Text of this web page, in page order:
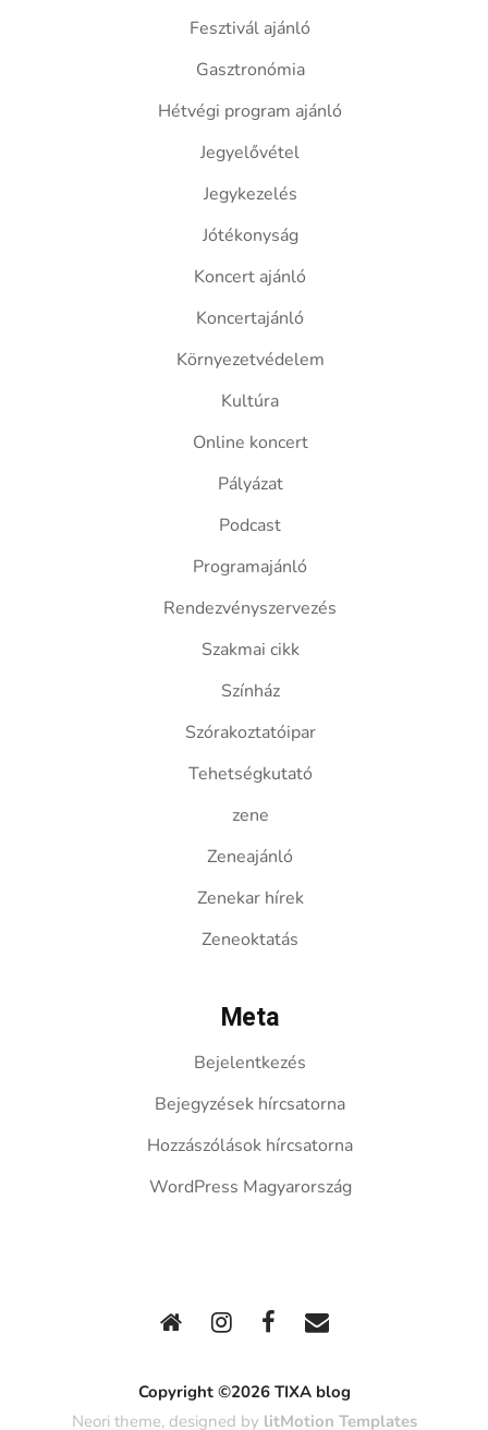
Fesztivál ajánló
Gasztronómia
Hétvégi program ajánló
Jegyelővétel
Jegykezelés
Jótékonyság
Koncert ajánló
Koncertajánló
Környezetvédelem
Kultúra
Online koncert
Pályázat
Podcast
Programajánló
Rendezvényszervezés
Szakmai cikk
Színház
Szórakoztatóipar
Tehetségkutató
zene
Zeneajánló
Zenekar hírek
Zeneoktatás
Meta
Bejelentkezés
Bejegyzések hírcsatorna
Hozzászólások hírcsatorna
WordPress Magyarország
Copyright ©2026 TIXA blog
Neori theme, designed by litMotion Templates